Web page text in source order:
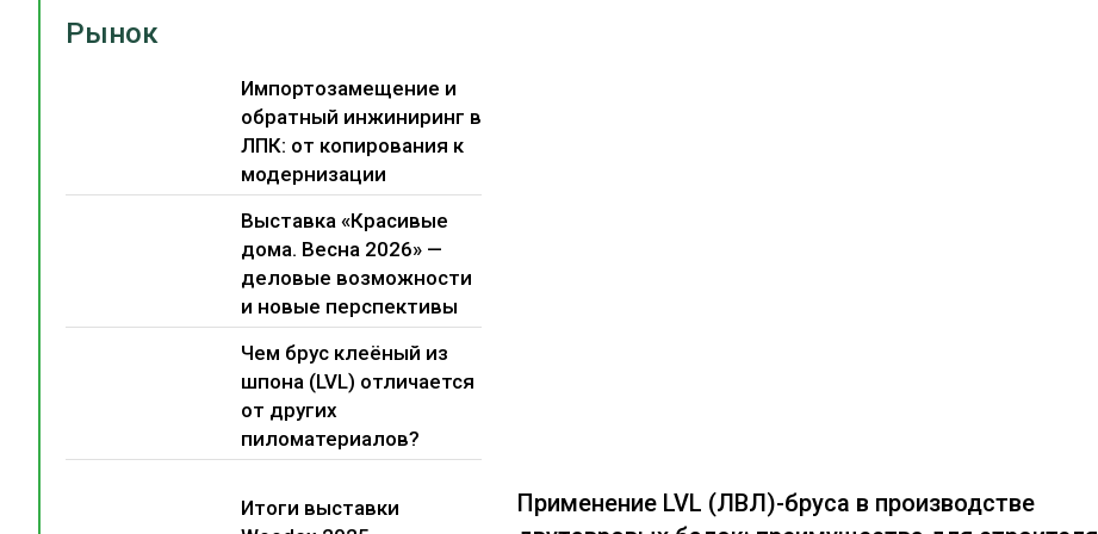
Рынок
Импортозамещение и
обратный инжиниринг в
ЛПК: от копирования к
модернизации
Выставка «Красивые
дома. Весна 2026» —
деловые возможности
и новые перспективы
Чем брус клеёный из
шпона (LVL) отличается
от других
пиломатериалов?
Итоги выставки
Применение LVL (ЛВЛ)-бруса в производстве